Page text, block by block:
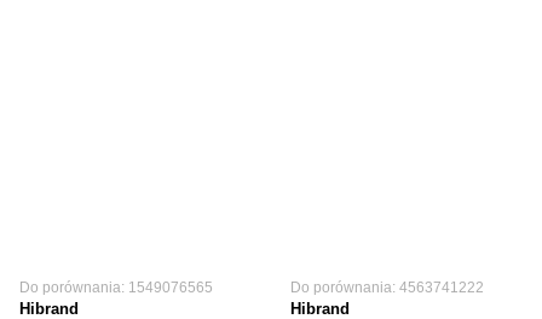
Do porównania: 1549076565
Hibrand
Do porównania: 4563741222
Hibrand